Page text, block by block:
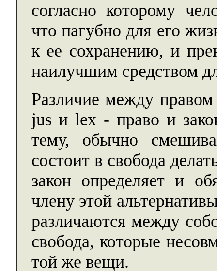
согласно которому
что пагубно для его
к ее сохранению, и
наилучшим средством
Различие между правом
jus и lex - право и
тему, обычно
состоит в свобода
закон определяет и
члену этой
различаются между
свобода, которые
той же вещи.